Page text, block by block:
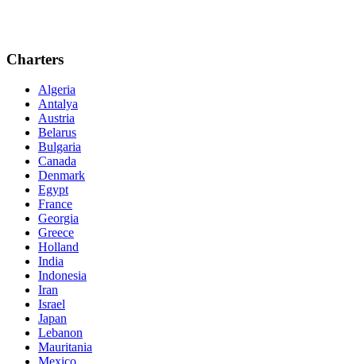
Charters
Algeria
Antalya
Austria
Belarus
Bulgaria
Canada
Denmark
Egypt
France
Georgia
Greece
Holland
India
Indonesia
Iran
Israel
Japan
Lebanon
Mauritania